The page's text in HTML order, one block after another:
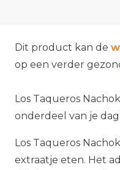
Dit product kan de
op een verder
Los Taqueros
onderdeel van je
Los Taqueros
extraatje eten. Het